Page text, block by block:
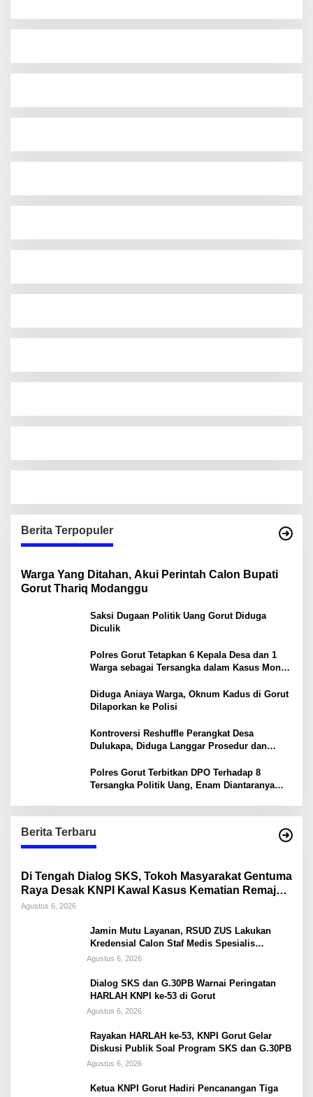
Berita Terpopuler
Warga Yang Ditahan, Akui Perintah Calon Bupati
Gorut Thariq Modanggu
Saksi Dugaan Politik Uang Gorut Diduga
Diculik
Polres Gorut Tetapkan 6 Kepala Desa dan 1
Warga sebagai Tersangka dalam Kasus Money
Diduga Aniaya Warga, Oknum Kadus di Gorut
Dilaporkan ke Polisi
Kontroversi Reshuffle Perangkat Desa
Dulukapa, Diduga Langgar Prosedur dan
Polres Gorut Terbitkan DPO Terhadap 8
Tersangka Politik Uang, Enam Diantaranya
Berita Terbaru
Di Tengah Dialog SKS, Tokoh Masyarakat Gentuma
Raya Desak KNPI Kawal Kasus Kematian Remaja
yang Masih Misteri
Agustus 6, 2026
Jamin Mutu Layanan, RSUD ZUS Lakukan
Kredensial Calon Staf Medis Spesialis
Konservasi Gigi
Agustus 6, 2026
Dialog SKS dan G.30PB Warnai Peringatan
HARLAH KNPI ke-53 di Gorut
Agustus 6, 2026
Rayakan HARLAH ke-53, KNPI Gorut Gelar
Diskusi Publik Soal Program SKS dan G.30PB
Agustus 6, 2026
Ketua KNPI Gorut Hadiri Pencanangan Tiga